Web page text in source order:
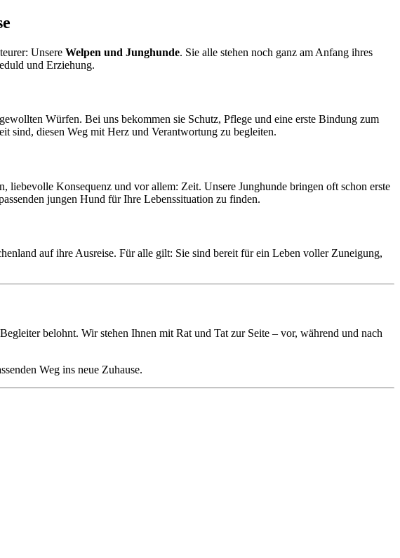
Unsere Welpen und Junghunde. Sie alle stehen noch ganz am Anfang ihres
und Erziehung.
Würfen. Bei uns bekommen sie Schutz, Pflege und eine erste Bindung zum
sind, diesen Weg mit Herz und Verantwortung zu begleiten.
liebevolle Konsequenz und vor allem: Zeit. Unsere Junghunde bringen oft schon erste
jungen Hund für Ihre Lebenssituation zu finden.
auf ihre Ausreise. Für alle gilt: Sie sind bereit für ein Leben voller Zuneigung,
belohnt. Wir stehen Ihnen mit Rat und Tat zur Seite – vor, während und nach
Weg ins neue Zuhause.